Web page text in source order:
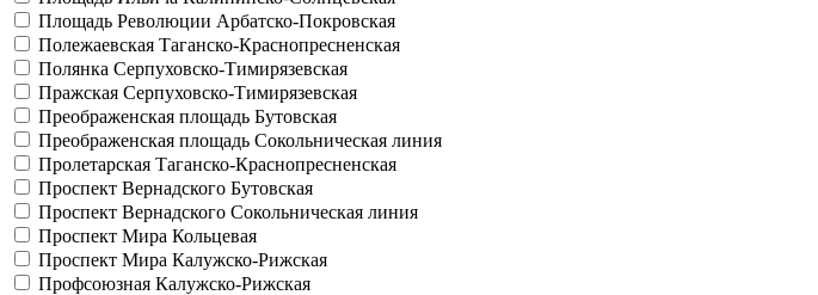
Площадь Революции Арбатско-Покровская
Полежаевская Таганско-Краснопресненская
Полянка Серпуховско-Тимирязевская
Пражская Серпуховско-Тимирязевская
Преображенская площадь Бутовская
Преображенская площадь Сокольническая линия
Пролетарская Таганско-Краснопресненская
Проспект Вернадского Бутовская
Проспект Вернадского Сокольническая линия
Проспект Мира Кольцевая
Проспект Мира Калужско-Рижская
Профсоюзная Калужско-Рижская